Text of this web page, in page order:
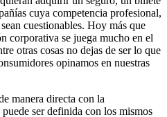
cuya competencia profesional,
cuestionables. Hoy más que
corporativa se juega mucho en el
otras cosas no dejas de ser lo que
opinamos en nuestras
manera directa con la
ser definida con los mismos